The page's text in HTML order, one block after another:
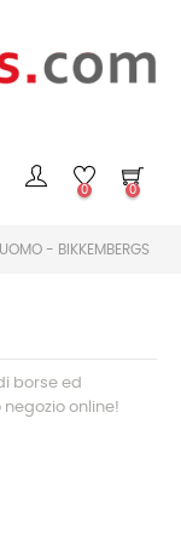
0 0
- BIKKEMBERGS
borse ed
online!